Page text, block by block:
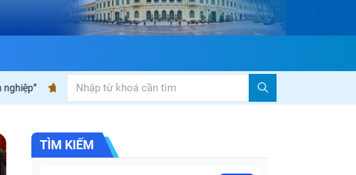
Đoàn công tác Ban Văn hóa – Xã hội HĐND Thành phố Hồ Chí Minh khảo
TÌM KIẾM